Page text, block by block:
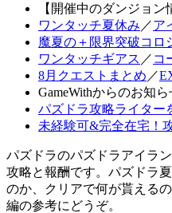
【開催中のダンジョン
ワンタッチ夏休み ／ア
魔夏の＋限界突破コロ
ワンタッチギアス ／ コ
8月クエストまとめ ／
GameWithからのお知ら
パズドラ攻略ライター
未経験可&完全在宅！
パズドラのパズドラアイラ
攻略と報酬です。パズドラ
のか、クリアで何が貰える
編の参考にどうぞ。